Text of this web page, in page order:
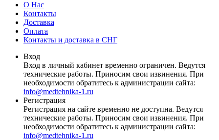
О Нас
Контакты
Доставка
Оплата
Контакты и доставка в СНГ
Вход
Вход в личный кабинет временно ограничен. Ведутся
технические работы. Приносим свои извинения. При
необходимости обратитесь к администрации сайта:
info@medtehnika-1.ru
Регистрация
Регистрация на сайте временно не доступна. Ведутся
технические работы. Приносим свои извинения. При
необходимости обратитесь к администрации сайта:
info@medtehnika-1.ru